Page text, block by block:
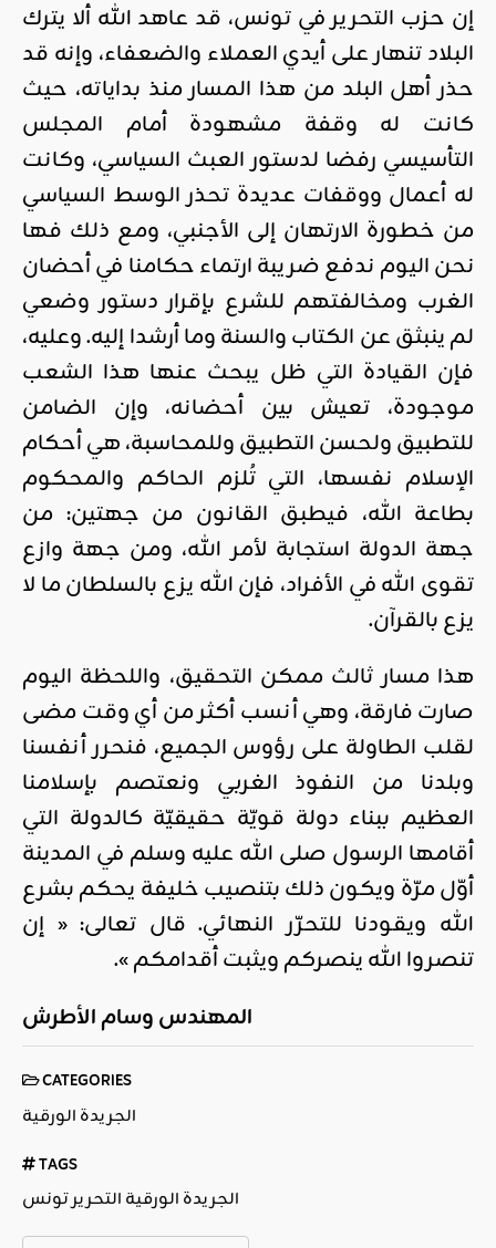
إن حزب التحرير في تونس، قد عاهد الله ألا يترك
البلاد تنهار على أيدي العملاء والضعفاء، وإنه قد
حذر أهل البلد من هذا المسار منذ بداياته، حيث
كانت له وقفة مشهودة أمام المجلس
التأسيسي رفضا لدستور العبث السياسي، وكانت
له أعمال ووقفات عديدة تحذر الوسط السياسي
من خطورة الارتهان إلى الأجنبي، ومع ذلك فها
نحن اليوم ندفع ضريبة ارتماء حكامنا في أحضان
الغرب ومخالفتهم للشرع بإقرار دستور وضعي
لم ينبثق عن الكتاب والسنة وما أرشدا إليه. وعليه،
فإن القيادة التي ظل يبحث عنها هذا الشعب
موجودة، تعيش بين أحضانه، وإن الضامن
للتطبيق ولحسن التطبيق وللمحاسبة، هي أحكام
الإسلام نفسها، التي تُلزم الحاكم والمحكوم
بطاعة الله، فيطبق القانون من جهتين: من
جهة الدولة استجابة لأمر الله، ومن جهة وازع
تقوى الله في الأفراد، فإن الله يزع بالسلطان ما لا
يزع بالقرآن.
هذا مسار ثالث ممكن التحقيق، واللحظة اليوم
صارت فارقة، وهي أنسب أكثر من أي وقت مضى
لقلب الطاولة على رؤوس الجميع، فنحرر أنفسنا
وبلدنا من النفوذ الغربي ونعتصم بإسلامنا
العظيم ببناء دولة قويّة حقيقيّة كالدولة التي
أقامها الرسول صلى الله عليه وسلم في المدينة
أوّل مرّة ويكون ذلك بتنصيب خليفة يحكم بشرع
الله ويقودنا للتحرّر النهائي. قال تعالى: « إن
تنصروا الله ينصركم ويثبت أقدامكم ».
المهندس وسام الأطرش
CATEGORIES
الجريدة الورقية
TAGS
الجريدة الورقية التحرير تونس